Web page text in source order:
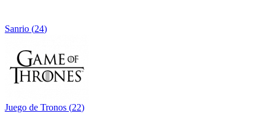
Sanrio (24)
Juego de Tronos (22)